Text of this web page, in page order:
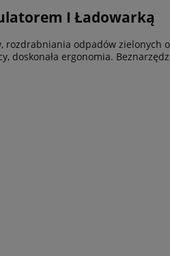
I Ładowarką
odpadów zielonych
ergonomia.